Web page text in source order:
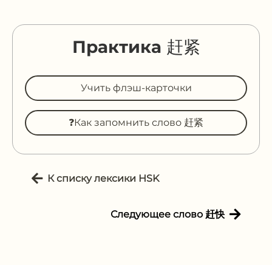
Практика 赶紧
Учить флэш-карточки
❓Как запомнить слово 赶紧
К списку лексики HSK
Следующее слово 赶快